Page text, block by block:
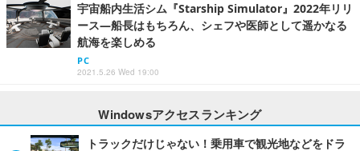
宇宙船内生活シム『Starship Simulator』2022年リリ
ース―船長はもちろん、シェフや医師として遥かなる
航海を楽しめる
PC
2021.5.26 Wed 19:00
Windowsアクセスランキング
トラックだけじゃない！乗用車で観光地などをドラ